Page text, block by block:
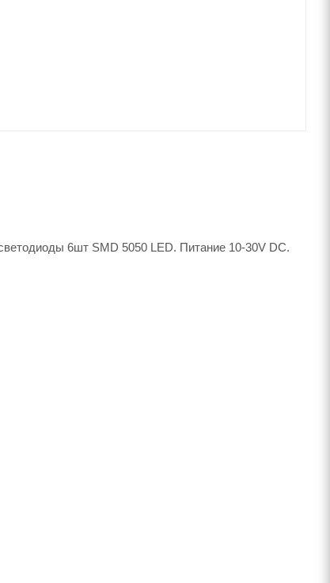
6шт SMD 5050 LED. Питание 10-30V DC.